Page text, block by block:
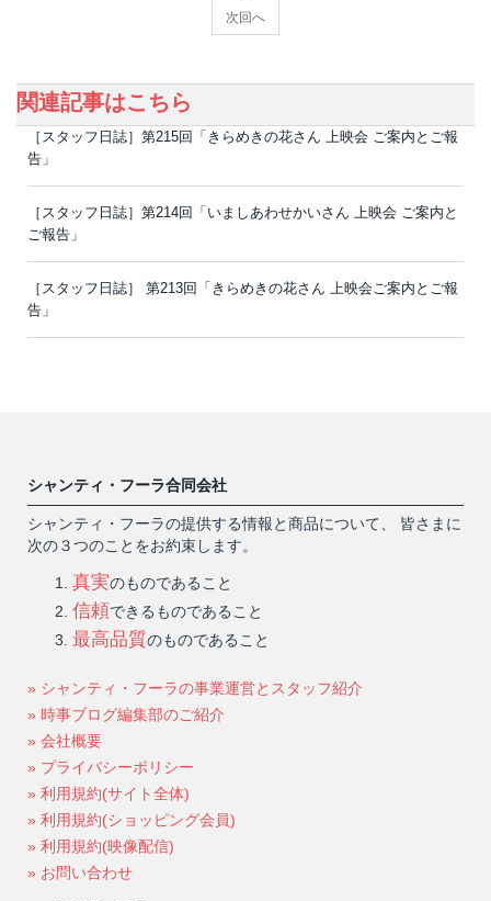
次回へ
関連記事はこちら
［スタッフ日誌］第215回「きらめきの花さん 上映会 ご案内とご報
告」
［スタッフ日誌］第214回「いましあわせかいさん 上映会 ご案内と
ご報告」
［スタッフ日誌］ 第213回「きらめきの花さん 上映会ご案内とご報
告」
シャンティ・フーラ合同会社
シャンティ・フーラの提供する情報と商品について、 皆さまに
次の３つのことをお約束します。
真実のものであること
信頼できるものであること
最高品質のものであること
» シャンティ・フーラの事業運営とスタッフ紹介
» 時事ブログ編集部のご紹介
» 会社概要
» プライバシーポリシー
» 利用規約(サイト全体)
» 利用規約(ショッピング会員)
» 利用規約(映像配信)
» お問い合わせ